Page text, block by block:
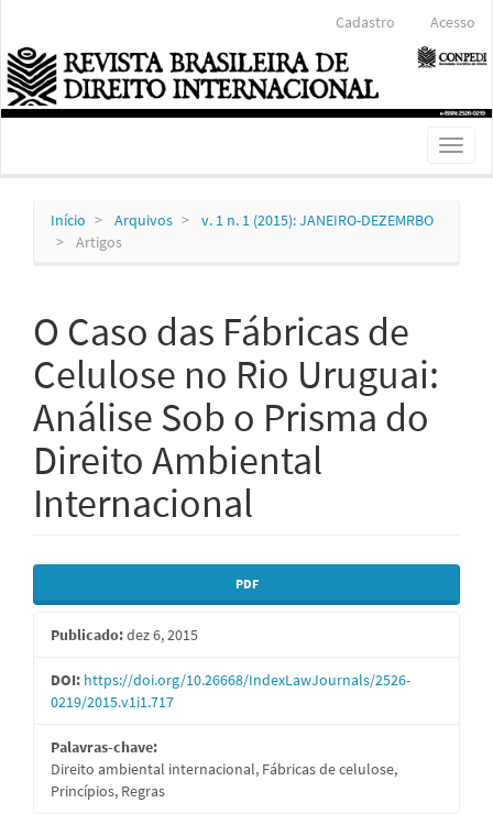
Conteúdo
principal
Barra
Lateral
Cadastro Acesso
Toggle
Início Arquivos
v. 1 n. 1 (2015): JANEIRO-DEZEMRBO
Artigos
O Caso das Fábricas de
Celulose no Rio Uruguai:
Análise Sob o Prisma do
Direito Ambiental
Internacional
Barra
lateral
de
artigos
PDF
Publicado:dez 6, 2015
DOI: https://doi.org/10.26668/IndexLawJournals/2526-
0219/2015.v1i1.717
Palavras-chave:
Direito ambiental internacional, Fábricas de celulose,
Princípios, Regras